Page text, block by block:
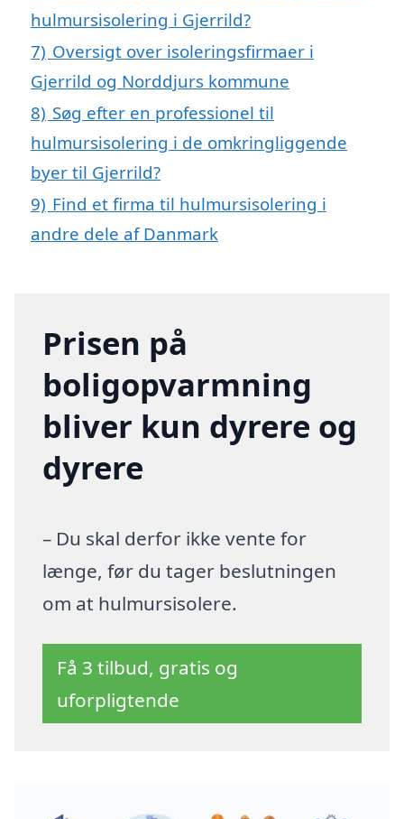
hulmursisolering i Gjerrild?
7) Oversigt over isoleringsfirmaer i
Gjerrild og Norddjurs kommune
8) Søg efter en professionel til
hulmursisolering i de omkringliggende
byer til Gjerrild?
9) Find et firma til hulmursisolering i
andre dele af Danmark
Prisen på
boligopvarmning
bliver kun dyrere og
dyrere
– Du skal derfor ikke vente for
længe, før du tager beslutningen
om at hulmursisolere.
Få 3 tilbud, gratis og
uforpligtende